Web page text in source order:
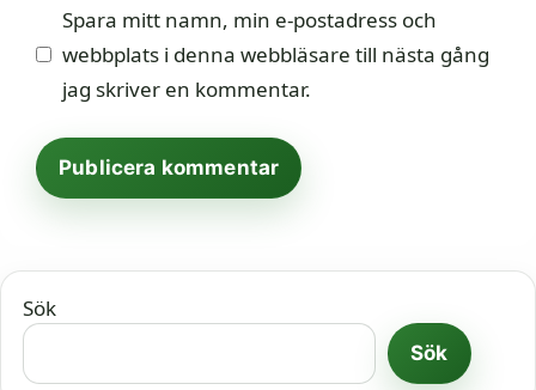
Spara mitt namn, min e-postadress och
webbplats i denna webbläsare till nästa gång
jag skriver en kommentar.
Sök
Sök